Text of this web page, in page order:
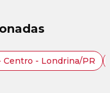
Centro - Londrina/PR